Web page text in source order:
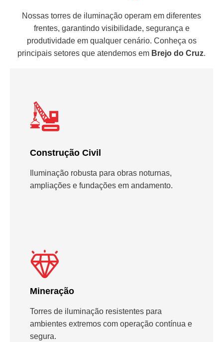
Nossas torres de iluminação operam em diferentes
frentes, garantindo visibilidade, segurança e
produtividade em qualquer cenário. Conheça os
principais setores que atendemos em Brejo do Cruz.
Construção Civil
Iluminação robusta para obras noturnas,
ampliações e fundações em andamento.
Mineração
Torres de iluminação resistentes para
ambientes extremos com operação contínua e
segura.